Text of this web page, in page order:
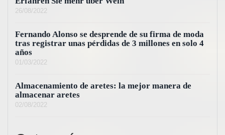
26/08/2022
Fernando Alonso se desprende de su firma de moda
tras registrar unas pérdidas de 3 millones en solo 4
años
01/03/2022
Almacenamiento de aretes: la mejor manera de
almacenar aretes
02/08/2022